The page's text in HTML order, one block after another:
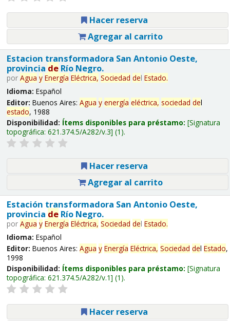
Hacer reserva
Agregar al carrito
Estacion transformadora San Antonio Oeste,
provincia deRío Negro.
por Agua y Energía Eléctrica, Sociedad del Estado.
Idioma: Español
Editor: Buenos Aires: Agua y energía eléctrica, sociedad del
estado, 1988
Disponibilidad: Ítems disponibles para préstamo: Signatura
topográfica: 621.374.5/A282/v.3 (1).
Hacer reserva
Agregar al carrito
Estación transformadora San Antonio Oeste,
provincia deRío Negro.
por Agua y Energía Eléctrica, Sociedad del Estado.
Idioma: Español
Editor: Buenos Aires: Agua y Energía Eléctrica, Sociedad del Estado,
1998
Disponibilidad: Ítems disponibles para préstamo: Signatura
topográfica: 621.374.5/A282/v.1 (1).
Hacer reserva